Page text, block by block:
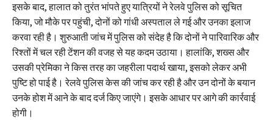
इसके बाद, हालात को तुरंत भांपते हुए यात्रियों ने रेलवे पुलिस को सूचित
किया, जो मौके पर पहुंची, दोनों को गांधी अस्पताल ले गई और उनका इलाज
करवा रही है। शुरुआती जांच में पुलिस को संदेह है कि दोनों ने पारिवारिक और
रिश्तों में चल रही टेंशन की वजह से यह कदम उठाया। हालांकि, शख्स और
उसकी प्रेमिका ने किस तरह का जहरीला पदार्थ खाया, इसको लेकर अभी
पुष्टि हो पाई है। रेलवे पुलिस केस की जांच कर रही है और उन दोनों के बयान
उनके होश में आने के बाद दर्ज किए जाएंगे। इसके आधार पर आगे की कार्रवाई
होगी।